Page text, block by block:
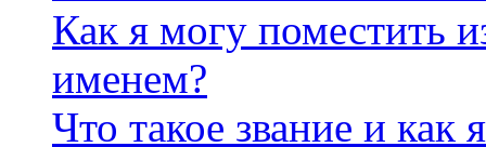
Как я могу поместить
именем?
Что такое звание и как